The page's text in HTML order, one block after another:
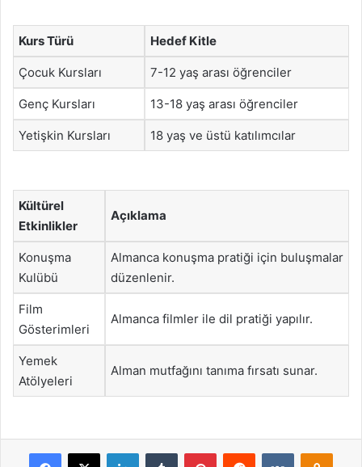
Kurs Türü Hedef Kitle
Çocuk Kursları 7-12 yaş arası öğrenciler
Genç Kursları 13-18 yaş arası öğrenciler
Yetişkin Kursları 18 yaş ve üstü katılımcılar
Kültürel
Etkinlikler
Açıklama
Konuşma
Kulübü
Almanca konuşma pratiği için buluşmalar
düzenlenir.
Film
Gösterimleri
Almanca filmler ile dil pratiği yapılır.
Yemek
Atölyeleri
Alman mutfağını tanıma fırsatı sunar.
Facebook
X LinkedInTumblr PinterestReddit VKontakte